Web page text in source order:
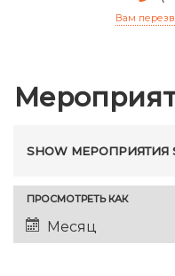
Вам
and
Views
SHOW МЕРОПРИЯТИЯ
Событие
Views
Navigation
ПРОСМОТРЕТЬ КАК
Месяц